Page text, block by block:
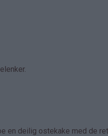
en deilig ostekake med de